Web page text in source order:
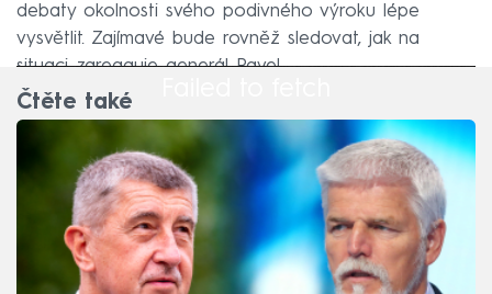
debaty okolnosti svého podivného výroku lépe
vysvětlit. Zajímavé bude rovněž sledovat, jak na
situaci zareaguje generál Pavel.
Čtěte také